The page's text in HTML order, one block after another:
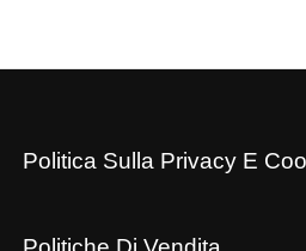
Politica Sulla Privacy E